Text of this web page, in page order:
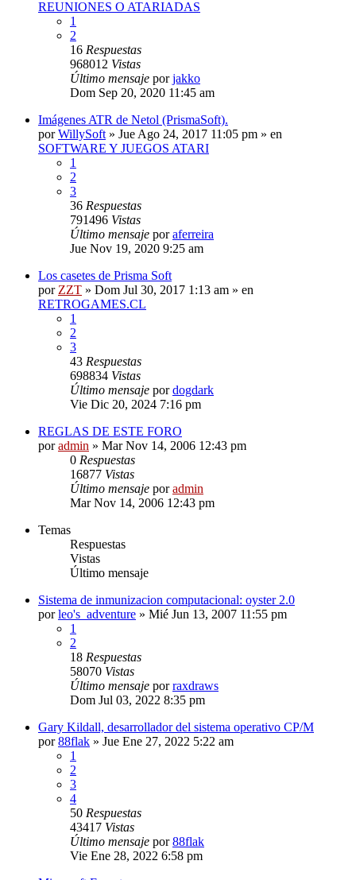
REUNIONES O ATARIADAS
1
2
16 Respuestas
968012 Vistas
Último mensaje porjakko
Dom Sep 20, 2020 11:45 am
Imágenes ATR de Netol (PrismaSoft).
porWillySoft » Jue Ago 24, 2017 11:05 pm » en
SOFTWARE Y JUEGOS ATARI
1
2
3
36 Respuestas
791496 Vistas
Último mensaje poraferreira
Jue Nov 19, 2020 9:25 am
Los casetes de Prisma Soft
por ZZT » Dom Jul 30, 2017 1:13 am » en
RETROGAMES.CL
1
2
3
43 Respuestas
698834 Vistas
Último mensaje pordogdark
Vie Dic 20, 2024 7:16 pm
REGLAS DE ESTE FORO
poradmin » Mar Nov 14, 2006 12:43 pm
0 Respuestas
16877 Vistas
Último mensaje poradmin
Mar Nov 14, 2006 12:43 pm
Temas
Respuestas
Vistas
Último mensaje
Sistema de inmunizacion computacional: oyster 2.0
porleo's_adventure » Mié Jun 13, 2007 11:55 pm
1
2
18 Respuestas
58070 Vistas
Último mensaje porraxdraws
Dom Jul 03, 2022 8:35 pm
Gary Kildall, desarrollador del sistema operativo CP/M
por88flak » Jue Ene 27, 2022 5:22 am
1
2
3
4
50 Respuestas
43417 Vistas
Último mensaje por88flak
Vie Ene 28, 2022 6:58 pm